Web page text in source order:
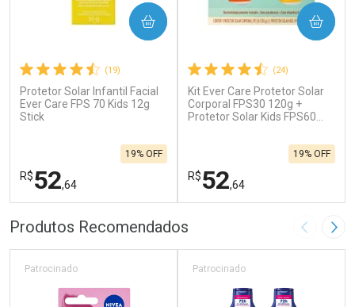
(19)
Protetor Solar Infantil Facial
Ever Care FPS 70 Kids 12g
Stick
R$52,64
19% OFF
COMPRAR
FECHAR
Laboratório
FECHAR
Por Menos
(24)
Kit Ever Care Protetor Solar
Corporal FPS30 120g +
Protetor Solar Kids FPS60
R$52,64
19% OFF
COMPRAR
Laboratório
Por Menos
Produtos Recomendados Imagem
Patrocinado Patrocinado